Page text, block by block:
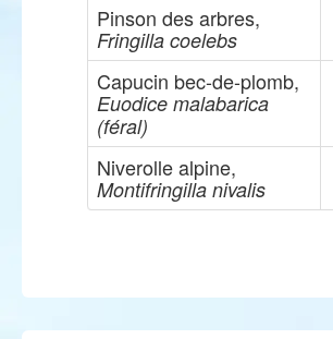
Pinson des arbres,
Fringilla coelebs
Capucin bec-de-plomb,
Euodice malabarica
(féral)
Niverolle alpine,
Montifringilla nivalis